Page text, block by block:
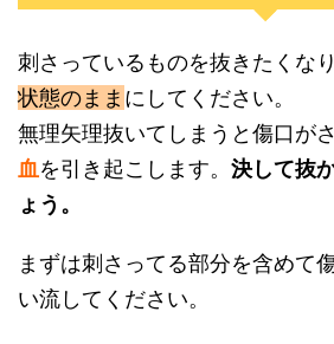
刺さっているものを抜きたくなり
状態のまま にしてください。
無理矢理抜いてしまうと傷口が
血を引き起こします。 決して抜
ょう。
まずは刺さってる部分を含めて
い流してください。